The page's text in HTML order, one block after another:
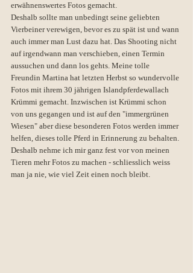
erwähnenswertes Fotos gemacht.
Deshalb sollte man unbedingt seine geliebten
Vierbeiner verewigen, bevor es zu spät ist und wann
auch immer man Lust dazu hat. Das Shooting nicht
auf irgendwann man verschieben, einen Termin
aussuchen und dann los gehts. Meine tolle
Freundin Martina hat letzten Herbst so wundervolle
Fotos mit ihrem 30 jährigen Islandpferdewallach
Krümmi gemacht. Inzwischen ist Krümmi schon
von uns gegangen und ist auf den "immergrünen
Wiesen" aber diese besonderen Fotos werden immer
helfen, dieses tolle Pferd in Erinnerung zu behalten.
Deshalb nehme ich mir ganz fest vor von meinen
Tieren mehr Fotos zu machen - schliesslich weiss
man ja nie, wie viel Zeit einen noch bleibt.